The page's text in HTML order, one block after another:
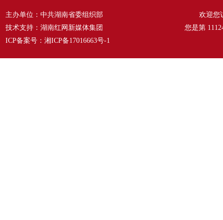
主办单位：中共湖南省委组织部
技术支持：湖南红网新媒体集团
ICP备案号： 湘ICP备17016663号-1
欢迎您
您是第